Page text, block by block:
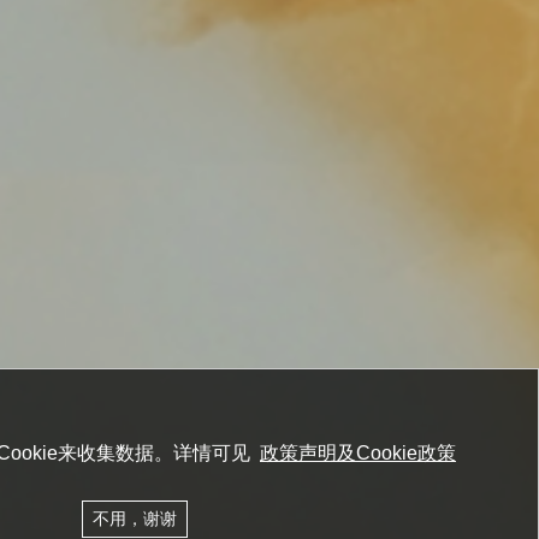
来收集数据。详情可见 政策声明及Cookie政策
不用，谢谢